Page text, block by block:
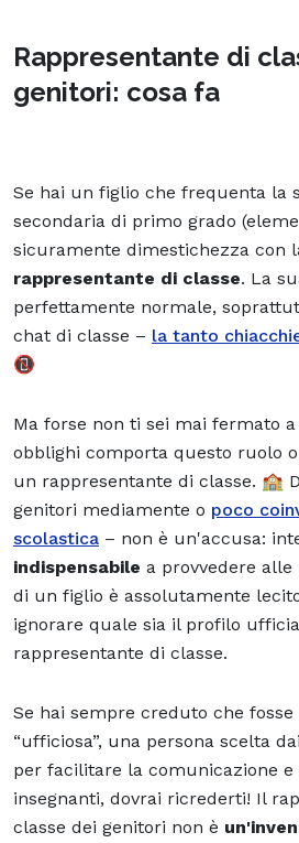
Rappresentante di
genitori: cosa fa
Se hai un figlio che frequenta la
secondaria di primo grado
sicuramente dimestichezza con
rappresentante di classe. La
perfettamente normale,
chat di classe – la tanto
📵
Ma forse non ti sei mai fermato
obblighi comporta questo ruolo
un rappresentante di classe. 🏫
genitori mediamente o poco
scolastica – non è un'accusa:
indispensabile a provvedere alle
di un figlio è assolutamente
ignorare quale sia il profilo
rappresentante di classe.
Se hai sempre creduto che
“ufficiosa”, una persona scelta
per facilitare la comunicazione
insegnanti, dovrai ricrederti! Il
classe dei genitori non è